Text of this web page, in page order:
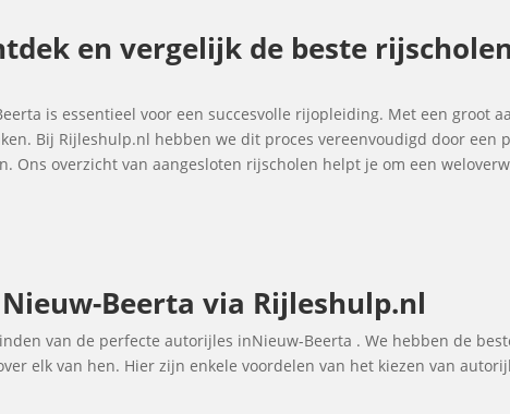
en vergelijk de beste
is essentieel voor een succesvolle rijopleiding. Met een groot
Bij Rijleshulp.nl hebben we dit proces vereenvoudigd door een
overzicht van aangesloten rijscholen helpt je om een
Beerta via Rijleshulp.nl
van de perfecte autorijles inNieuw-Beerta . We hebben de
elk van hen. Hier zijn enkele voordelen van het kiezen van